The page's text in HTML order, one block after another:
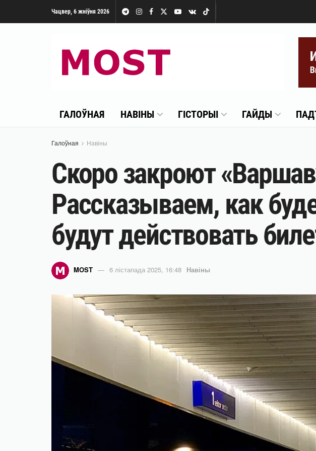
Чацвер, 6 жніўня 2026
ГАЛОЎНАЯ НАВІНЫ ГІСТОРЫІ ГАЙДЫ
Галоўная Навіны
Скоро закроют
Рассказываем, как
будут действовать
MOST 6 лістапада 2025, 16:48 Навіны